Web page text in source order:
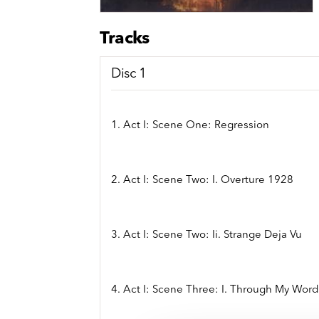
7 Inch singles
Tracks
Disc 1
1. Act I: Scene One: Regression
2. Act I: Scene Two: I. Overture 1928
3. Act I: Scene Two: Ii. Strange Deja Vu
4. Act I: Scene Three: I. Through My